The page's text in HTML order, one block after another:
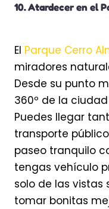
10. Atardecer en el
El Parque Cerro
miradores
Desde su punto
360º de la
Puedes llegar
transporte
paseo tranquilo
tengas vehículo
solo de las
tomar bonitas